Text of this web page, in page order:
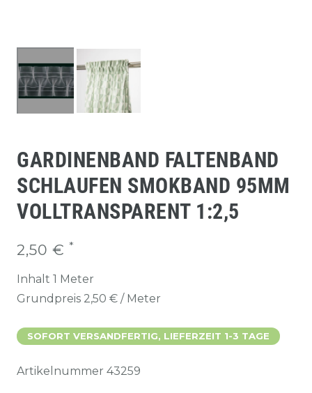
GARDINENBAND FALTENBAND
SCHLAUFEN SMOKBAND 95MM
VOLLTRANSPARENT 1:2,5
2,50 € *
Inhalt 1 Meter
Grundpreis 2,50 € / Meter
SOFORT VERSANDFERTIG, LIEFERZEIT 1-3 TAGE
Artikelnummer 43259